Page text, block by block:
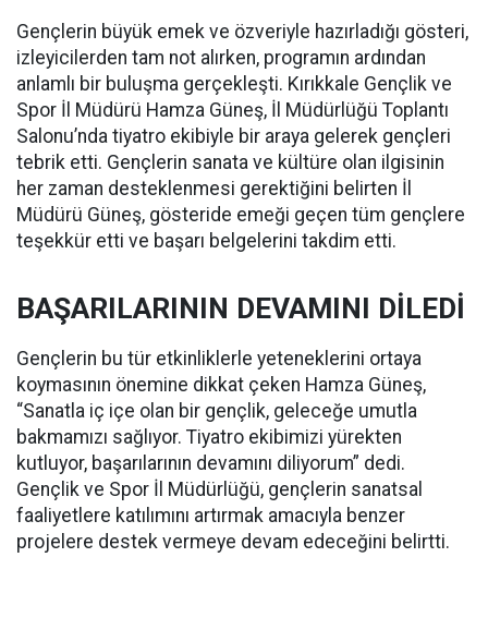
Gençlerin büyük emek ve özveriyle hazırladığı gösteri,
izleyicilerden tam not alırken, programın ardından
anlamlı bir buluşma gerçekleşti. Kırıkkale Gençlik ve
Spor İl Müdürü Hamza Güneş, İl Müdürlüğü Toplantı
Salonu’nda tiyatro ekibiyle bir araya gelerek gençleri
tebrik etti. Gençlerin sanata ve kültüre olan ilgisinin
her zaman desteklenmesi gerektiğini belirten İl
Müdürü Güneş, gösteride emeği geçen tüm gençlere
teşekkür etti ve başarı belgelerini takdim etti.
BAŞARILARININ DEVAMINI DİLEDİ
Gençlerin bu tür etkinliklerle yeteneklerini ortaya
koymasının önemine dikkat çeken Hamza Güneş,
“Sanatla iç içe olan bir gençlik, geleceğe umutla
bakmamızı sağlıyor. Tiyatro ekibimizi yürekten
kutluyor, başarılarının devamını diliyorum” dedi.
Gençlik ve Spor İl Müdürlüğü, gençlerin sanatsal
faaliyetlere katılımını artırmak amacıyla benzer
projelere destek vermeye devam edeceğini belirtti.